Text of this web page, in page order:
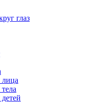
глаз
лица